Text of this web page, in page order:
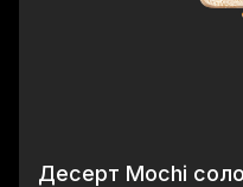
Десерт Mochi